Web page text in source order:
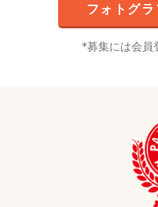
フォトグ
募集には会員